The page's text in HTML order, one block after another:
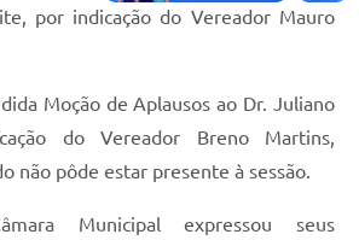
por indicação do Vereador Mauro
Moção de Aplausos ao Dr. Juliano
do Vereador Breno Martins,
não pôde estar presente à sessão.
Municipal expressou seus